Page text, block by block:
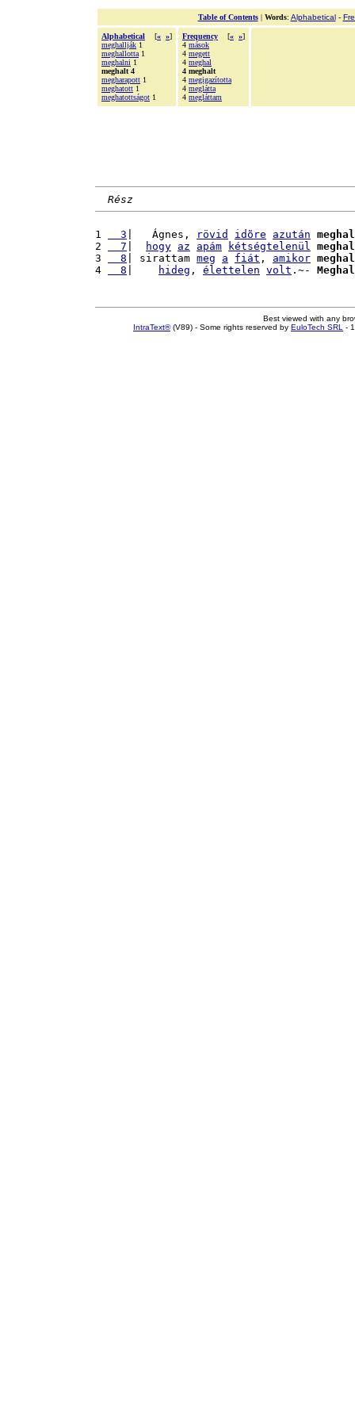
Table of Contents| Words: Alphabetical-
Alphabetical [« »]
meghallják 1
meghallotta 1
meghalni 1
meghalt 4
megharapott 1
meghatott 1
meghatottságot 1
Frequency [« »]
4 mások
4 megett
4 meghal
4 meghalt
4 megigazította
4 meglátta
4 megláttam
Rész
1
  3
|   Ágnes, rövid idõre azután
2
  7
hogy az apám kétségtelenül
3
  8
| sirattam meg a fiát , amikor
4
  8
hideg , élettelen volt .~-
Best viewed with any
IntraText®(V89) - Some rights reserved by EuloTech SRL -